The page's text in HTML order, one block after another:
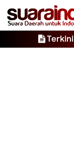
Terkini